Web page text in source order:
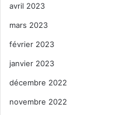
avril 2023
mars 2023
février 2023
janvier 2023
décembre 2022
novembre 2022